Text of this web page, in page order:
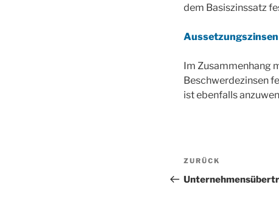
dem Basiszinssatz
Im Zusammenhang
Beschwerdezinsen
ist ebenfalls
Vorheriger
Beitrag
ZURÜCK